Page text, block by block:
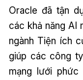
Oracle đã tận
các khả năng AI
ngành Tiện ích
giúp các công
mạng lưới